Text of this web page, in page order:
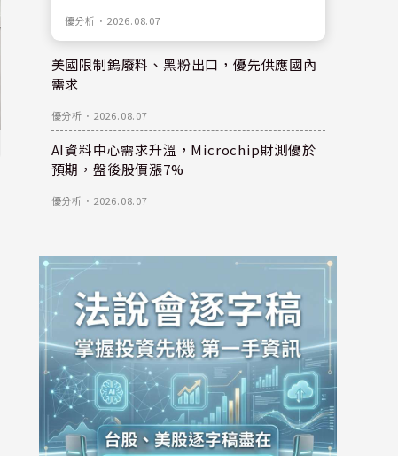
優分析 ． 2026.08.07
美國限制鎢廢料、黑粉出口，優先供應國內
需求
優分析 ． 2026.08.07
AI資料中心需求升溫，Microchip財測優於
預期，盤後股價漲7%
優分析 ． 2026.08.07